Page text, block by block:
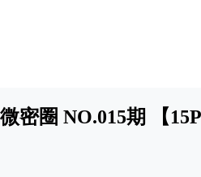
密圈 NO.015期 【